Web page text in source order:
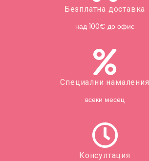
Безплатна доставка
над 100€ до офис
Специални намаления
всеки месец
Консултация